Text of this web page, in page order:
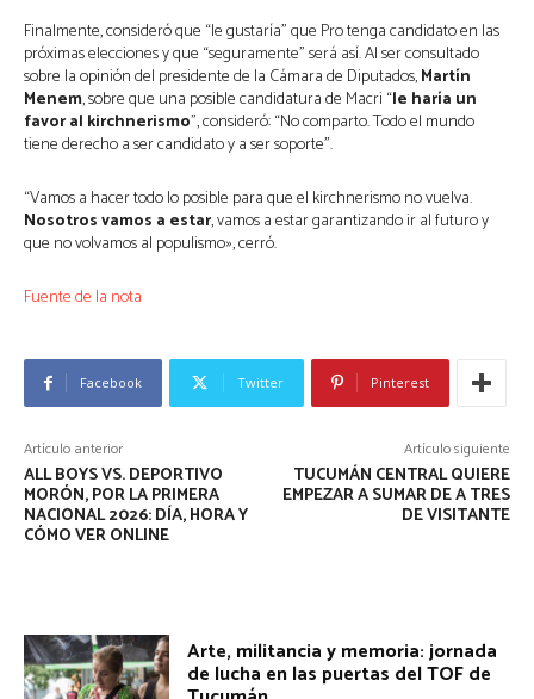
Finalmente, consideró que “le gustaría” que Pro tenga candidato en las
próximas elecciones y que “seguramente” será así. Al ser consultado
sobre la opinión del presidente de la Cámara de Diputados,Martín
Menem, sobre que una posible candidatura de Macri “le haría un
favor al kirchnerismo”, consideró: “No comparto. Todo el mundo
tiene derecho a ser candidato y a ser soporte”.
“Vamos a hacer todo lo posible para que el kirchnerismo no vuelva.
Nosotros vamos a estar, vamos a estar garantizando ir al futuro y
que no volvamos al populismo», cerró.
Fuente de la nota
Facebook Twitter Pinterest
Artículo anterior
ALL BOYS VS. DEPORTIVO
MORÓN, POR LA PRIMERA
NACIONAL 2026: DÍA, HORA Y
CÓMO VER ONLINE
Artículo siguiente
TUCUMÁN CENTRAL QUIERE
EMPEZAR A SUMAR DE A TRES
DE VISITANTE
Arte, militancia y memoria: jornada
de lucha en las puertas del TOF de